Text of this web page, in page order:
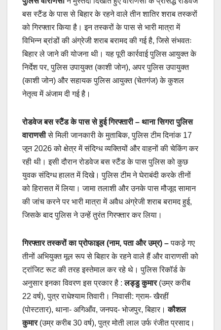
बस स्टैंड के पास से बिहार के रहने वाले तीन शातिर शराब तस्करों
को गिरफ्तार किया है। इन तस्करों के पास से भारी मात्रा में
विभिन्न ब्रांडों की अंग्रेजी शराब बरामद की गई है, जिसे संभवतः
बिहार ले जाने की योजना थी। यह पूरी कार्रवाई पुलिस आयुक्त के
निर्देश पर, पुलिस उपायुक्त (काशी जोन), अपर पुलिस उपायुक्त
(काशी जोन) और सहायक पुलिस आयुक्त (चेतगंज) के कुशल
नेतृत्व में अंजाम दी गई है।
रोडवेज बस स्टैंड के पास से हुई गिरफ्तारी – थाना सिगरा पुलिस
वाराणसीसे मिली जानकारी के मुताबिक, पुलिस टीम दिनांक 17
जून 2026 को क्षेत्र में संदिग्ध व्यक्तियों और वाहनों की चेकिंग कर
रही थी। इसी दौरान रोडवेज बस स्टैंड के पास पुलिस को कुछ
युवक संदिग्ध हालत में दिखे। पुलिस टीम ने घेराबंदी करके तीनों
को हिरासत में लिया। जामा तलाशी और उनके पास मौजूद सामान
की जांच करने पर भारी मात्रा में अवैध अंग्रेजी शराब बरामद हुई,
जिसके बाद पुलिस ने उन्हें तुरंत गिरफ्तार कर लिया।
गिरफ्तार तस्करों का प्रोफाइल (नाम, पता और उम्र) –पकड़े गए
तीनों अभियुक्त मूल रूप से बिहार के रहने वाले हैं और वाराणसी को
ट्रांजिट रूट की तरह इस्तेमाल कर रहे थे। पुलिस रिकॉर्ड के
अनुसार इनका विवरण इस प्रकार है :लड्डु कुमार(उम्र करीब
22 वर्ष), पुत्र राधेश्याम तिवारी। निवासी: ग्राम- खैरहीं
(पोस्टतार), थाना- अगिआँव, जनपद- भोजपुर, बिहार।कौशल
कुमार(उम्र करीब 30 वर्ष), पुत्र मोती लाल उर्फ रंजीत प्रसाद।